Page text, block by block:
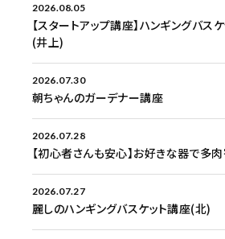
2026.08.05
【スタートアップ講座】ハンギングバス
(井上)
2026.07.30
朝ちゃんのガーデナー講座
2026.07.28
【初心者さんも安心】お好きな器で多肉
2026.07.27
麗しのハンギングバスケット講座(北)